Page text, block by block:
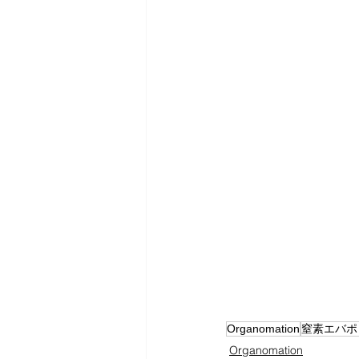
Organomation 窒素エバ
Organomation